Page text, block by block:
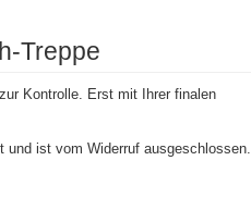
Treppe
Kontrolle. Erst mit Ihrer finalen
und ist vom Widerruf ausgeschlossen.